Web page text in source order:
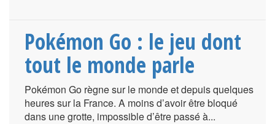
Pokémon Go : le jeu dont
tout le monde parle
Pokémon Go règne sur le monde et depuis quelques
heures sur la France. A moins d’avoir être bloqué
dans une grotte, impossible d’être passé à...